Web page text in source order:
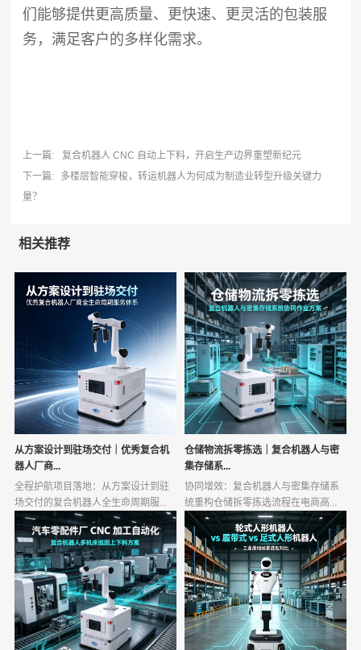
们能够提供更高质量、更快速、更灵活的包装服
务，满足客户的多样化需求。
上一篇:
复合机器人 CNC 自动上下料，开启生产边界重塑新纪元
下一篇:
多楼层智能穿梭，转运机器人为何成为制造业转型升级关键力
量？
相关推荐
从方案设计到驻场交付｜优秀复合机
器人厂商...
全程护航项目落地：从方案设计到驻
场交付的复合机器人全生命周期服...
仓储物流拆零拣选｜复合机器人与密
集存储系...
协同增效：复合机器人与密集存储系
统重构仓储拆零拣选流程在电商高...